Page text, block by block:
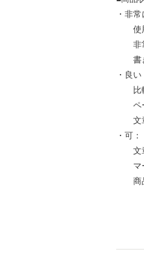
・非常
使用
非常
書き
・良い
比較
ペー
文章
・可：
文章
マー
商品